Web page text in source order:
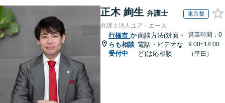
正木 絢生 弁護士 東京都
弁護士法人ユア・エース
行橋市 か
らも相談
受付中
面談方法(対面・
電話・ビデオな
ど)は応相談
営業時間：0
9:00~18:00
（平日）